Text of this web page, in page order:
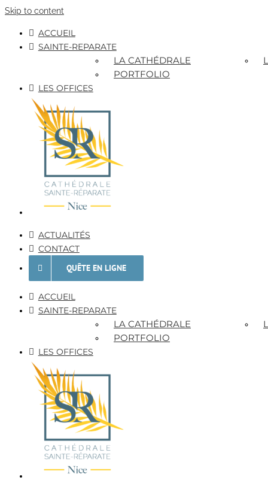
Skip to content
ACCUEIL
SAINTE-REPARATE
LA CATHÉDRALE
PORTFOLIO
LES OFFICES
ACTUALITÉS
CONTACT
QUÊTE EN LIGNE
ACCUEIL
SAINTE-REPARATE
LA CATHÉDRALE
PORTFOLIO
LES OFFICES